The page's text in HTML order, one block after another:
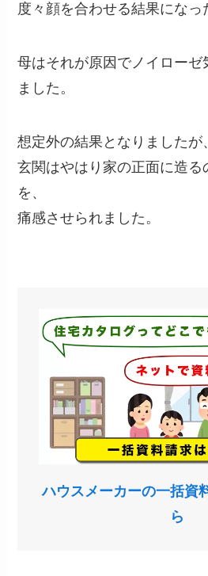
度々顔を合わせる結果になっ
母はそれが原因でノイローゼ
ました。
想定外の結果となりましたが
玄関はやはり家の正面に造
を、
痛感させられました。
ハウスメーカーの一括資
ら